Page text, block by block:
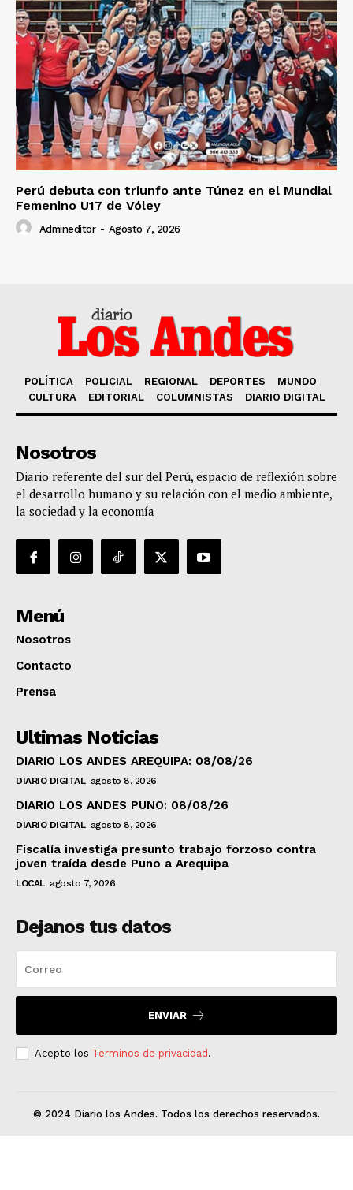
Perú debuta con triunfo ante Túnez en el Mundial
Femenino U17 de Vóley
Admineditor - Agosto 7, 2026
POLÍTICA POLICIAL REGIONAL DEPORTES
MUNDO
CULTURA
EDITORIAL COLUMNISTAS DIARIO DIGITAL
Nosotros
Diario referente del sur del Perú, espacio de reflexión sobre
el desarrollo humano y su relación con el medio ambiente,
la sociedad y la economía
Menú
Nosotros
Contacto
Prensa
Ultimas Noticias
DIARIO LOS ANDES AREQUIPA: 08/08/26
DIARIO DIGITAL agosto 8, 2026
DIARIO LOS ANDES PUNO: 08/08/26
DIARIO DIGITAL agosto 8, 2026
Fiscalía investiga presunto trabajo forzoso contra
joven traída desde Puno a Arequipa
LOCAL agosto 7, 2026
Dejanos tus datos
ENVIAR
Acepto los Terminos de privacidad.
© 2024 Diario los Andes. Todos los derechos reservados.